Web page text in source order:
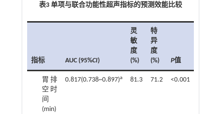
表3 单项与联合功能性超声指标的预测效能比较
指标 AUC (95%CI)
灵
敏
度
(%)
特
异
度
(%)
P值
胃排
空时
间
(min)
0.817(0.738~0.897)a 81.3 71.2 <0.001